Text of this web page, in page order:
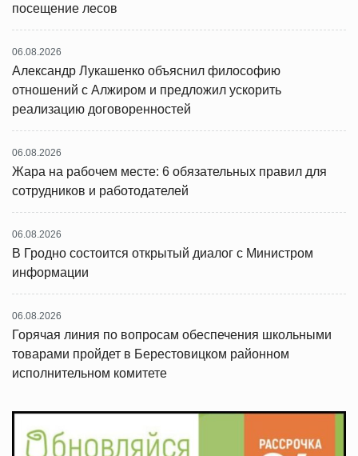
посещение лесов
06.08.2026
Александр Лукашенко объяснил философию
отношений с Алжиром и предложил ускорить
реализацию договоренностей
06.08.2026
Жара на рабочем месте: 6 обязательных правил для
сотрудников и работодателей
06.08.2026
В Гродно состоится открытый диалог с Министром
информации
06.08.2026
Горячая линия по вопросам обеспечения школьными
товарами пройдет в Берестовицком районном
исполнительном комитете